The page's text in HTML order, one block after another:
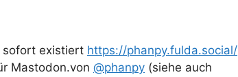
sofort existiert https://phanpy.fulda.social/
Mastodon.von @phanpy (siehe auch